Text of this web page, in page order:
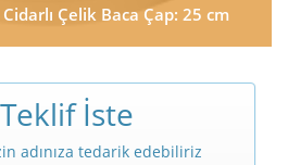
Çelik Baca Çap: 25 cm
Teklif İste
adınıza tedarik edebiliriz